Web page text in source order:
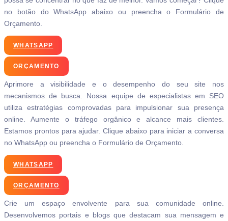
no botão do WhatsApp abaixo ou preencha o Formulário de
Orçamento.
WHATSAPP
ORÇAMENTO
Aprimore a visibilidade e o desempenho do seu site nos
mecanismos de busca. Nossa equipe de especialistas em SEO
utiliza estratégias comprovadas para impulsionar sua presença
online. Aumente o tráfego orgânico e alcance mais clientes.
Estamos prontos para ajudar. Clique abaixo para iniciar a conversa
no WhatsApp ou preencha o Formulário de Orçamento.
WHATSAPP
ORÇAMENTO
Crie um espaço envolvente para sua comunidade online.
Desenvolvemos portais e blogs que destacam sua mensagem e